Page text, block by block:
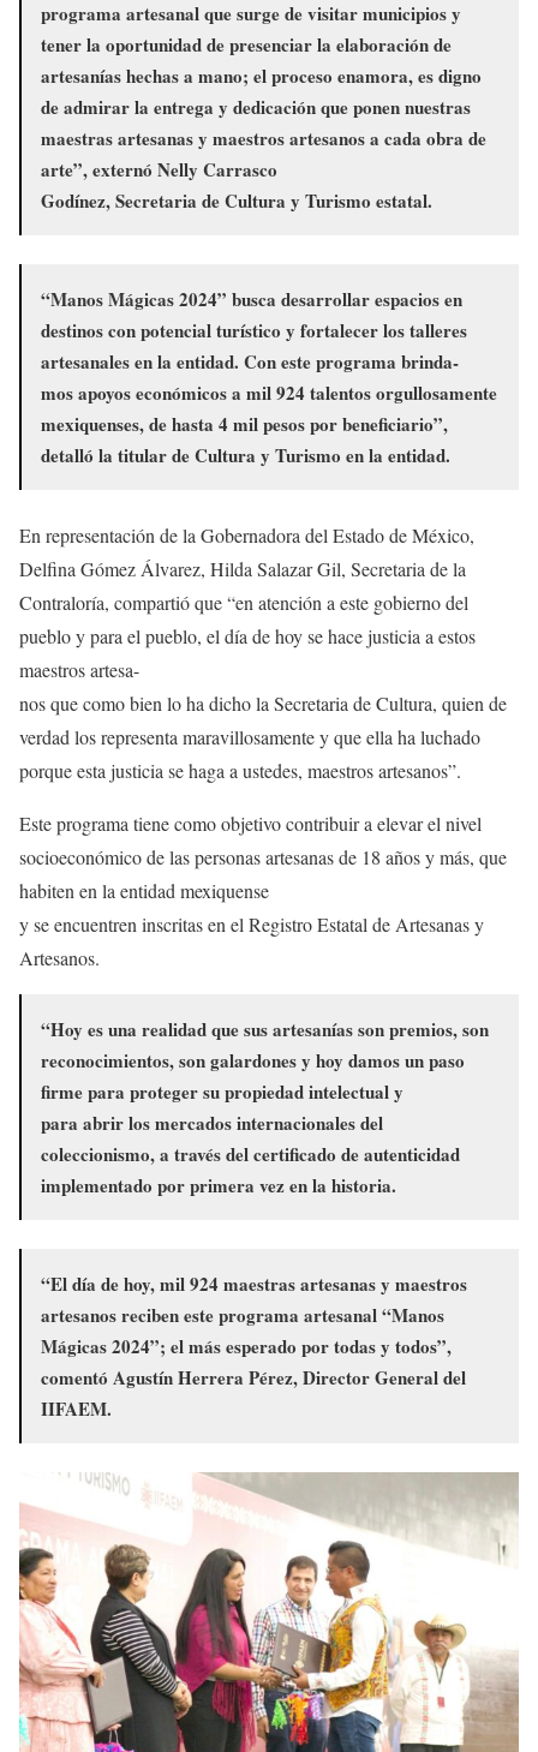
programa artesanal que surge de visitar municipios y
tener la oportunidad de presenciar la elaboración de
artesanías hechas a mano; el proceso enamora, es digno
de admirar la entrega y dedicación que ponen nuestras
maestras artesanas y maestros artesanos a cada obra de
arte”, externó Nelly Carrasco
Godínez, Secretaria de Cultura y Turismo estatal.
“Manos Mágicas 2024” busca desarrollar espacios en
destinos con potencial turístico y fortalecer los talleres
artesanales en la entidad. Con este programa brinda-
mos apoyos económicos a mil 924 talentos orgullosamente
mexiquenses, de hasta 4 mil pesos por beneficiario”,
detalló la titular de Cultura y Turismo en la entidad.
En representación de la Gobernadora del Estado de México,
Delfina Gómez Álvarez, Hilda Salazar Gil, Secretaria de la
Contraloría, compartió que “en atención a este gobierno del
pueblo y para el pueblo, el día de hoy se hace justicia a estos
maestros artesa-
nos que como bien lo ha dicho la Secretaria de Cultura, quien de
verdad los representa maravillosamente y que ella ha luchado
porque esta justicia se haga a ustedes, maestros artesanos”.
Este programa tiene como objetivo contribuir a elevar el nivel
socioeconómico de las personas artesanas de 18 años y más, que
habiten en la entidad mexiquense
y se encuentren inscritas en el Registro Estatal de Artesanas y
Artesanos.
“Hoy es una realidad que sus artesanías son premios, son
reconocimientos, son galardones y hoy damos un paso
firme para proteger su propiedad intelectual y
para abrir los mercados internacionales del
coleccionismo, a través del certificado de autenticidad
implementado por primera vez en la historia.
“El día de hoy, mil 924 maestras artesanas y maestros
artesanos reciben este programa artesanal “Manos
Mágicas 2024”; el más esperado por todas y todos”,
comentó Agustín Herrera Pérez, Director General del
IIFAEM.